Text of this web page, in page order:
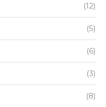
(12)
(5)
(6)
(3)
(8)